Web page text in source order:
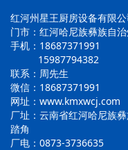
红河州星王厨房设备有限公
门市：红河哈尼族彝族自
手机：18687371991
15987794382
联系：周先生
微信：18687371991
网址：www.kmxwcj.com
厂址：云南省红河哈尼族
踏角
厂电：0873-3736635